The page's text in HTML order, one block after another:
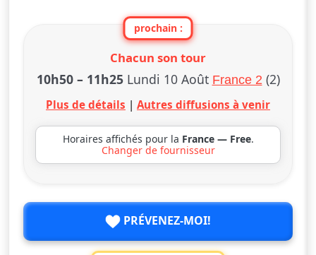
prochain :
Chacun son tour
10h50– 11h25 Lundi 10 Août France 2 (2)
Plus de détails | Autres diffusions à venir
Horaires affichés pour la France — Free.
Changer de fournisseur
PRÉVENEZ-MOI!